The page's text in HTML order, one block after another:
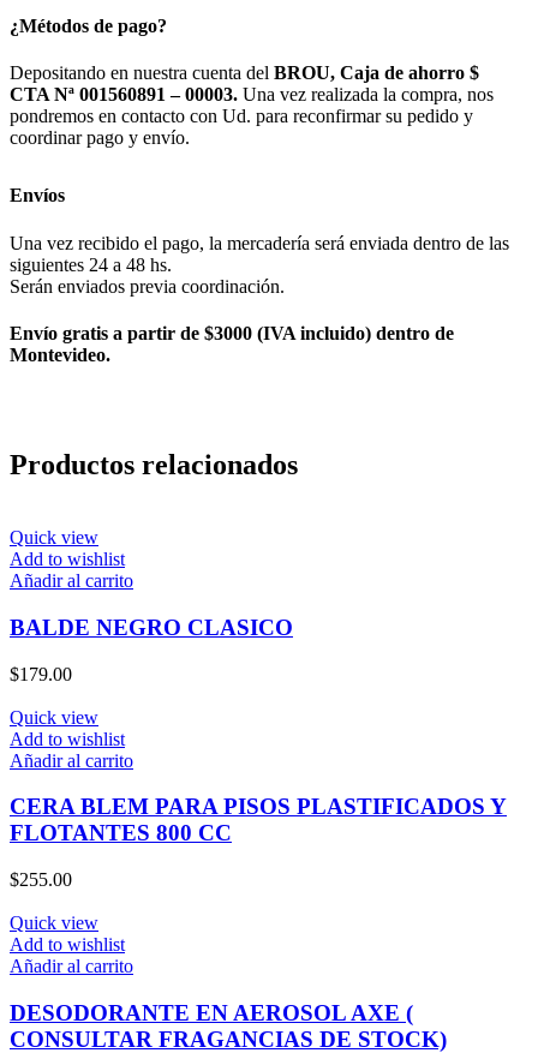
¿Métodos de pago?
Depositando en nuestra cuenta del BROU, Caja de ahorro $
CTA Nª 001560891 – 00003. Una vez realizada la compra, nos
pondremos en contacto con Ud. para reconfirmar su pedido y
coordinar pago y envío.
Envíos
Una vez recibido el pago, la mercadería será enviada dentro de las
siguientes 24 a 48 hs.
Serán enviados previa coordinación.
Envío gratis a partir de $3000 (IVA incluido) dentro de
Montevideo.
Productos relacionados
Quick view
Add to wishlist
Añadir al carrito
BALDE NEGRO CLASICO
$179.00
Quick view
Add to wishlist
Añadir al carrito
CERA BLEM PARA PISOS PLASTIFICADOS Y
FLOTANTES 800 CC
$255.00
Quick view
Add to wishlist
Añadir al carrito
DESODORANTE EN AEROSOL AXE (
CONSULTAR FRAGANCIAS DE STOCK)